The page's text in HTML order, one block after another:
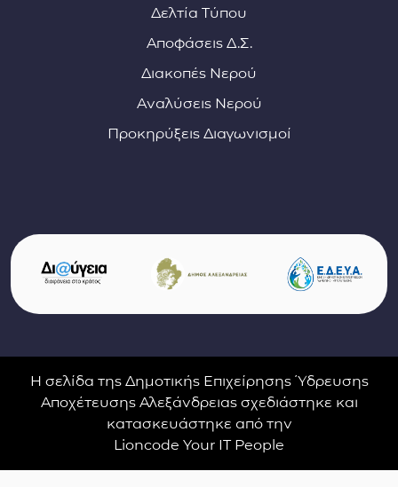
Δελτία Τύπου
Αποφάσεις Δ.Σ.
Διακοπές Νερού
Αναλύσεις Νερού
Προκηρύξεις Διαγωνισμοί
Σύνδεσμοι φορέων και συνεργατών
(ανοίγει σε νέο παράθυρο)
(ανοίγει σε νέο
Η σελίδα της Δημοτικής Επιχείρησης Ύδρευσης
Αποχέτευσης Αλεξάνδρειας σχεδιάστηκε και
κατασκευάστηκε από την
Lioncode Your IT People